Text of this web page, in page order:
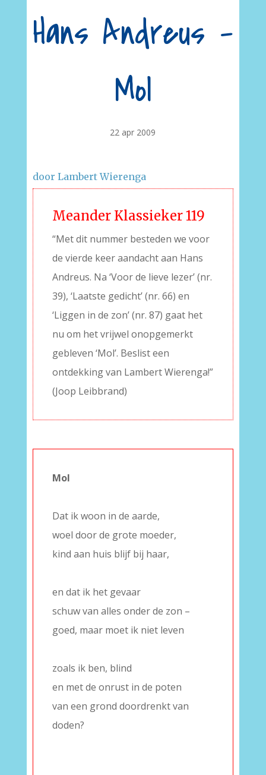
Hans Andreus –
Mol
22 apr 2009
door Lambert Wierenga
Meander Klassieker 119
“Met dit nummer besteden we voor
de vierde keer aandacht aan Hans
Andreus. Na ‘Voor de lieve lezer’ (nr.
39), ‘Laatste gedicht’ (nr. 66) en
‘Liggen in de zon’ (nr. 87) gaat het
nu om het vrijwel onopgemerkt
gebleven ‘Mol’. Beslist een
ontdekking van Lambert Wierenga!”
(Joop Leibbrand)
Mol
Dat ik woon in de aarde,
woel door de grote moeder,
kind aan huis blijf bij haar,
en dat ik het gevaar
schuw van alles onder de zon –
goed, maar moet ik niet leven
zoals ik ben, blind
en met de onrust in de poten
van een grond doordrenkt van
doden?